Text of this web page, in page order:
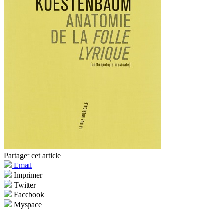
Partager cet article
Email
Imprimer
Twitter
Facebook
Myspace